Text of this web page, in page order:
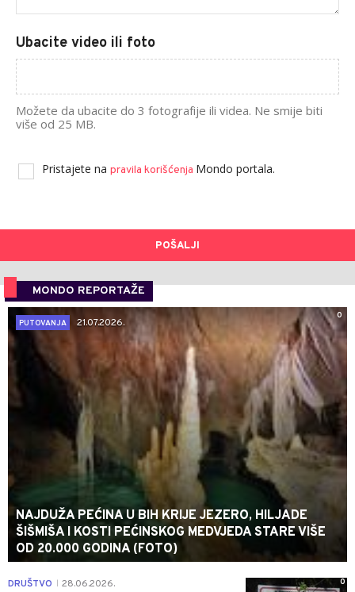
Ubacite video ili foto
Možete da ubacite do 3 fotografije ili videa. Ne smije biti
više od 25 MB.
Pristajete na pravila korišćenja Mondo portala.
POŠALJI
MONDO REPORTAŽE
0
PUTOVANJA
21.07.2026.
NAJDUŽA PEĆINA U BIH KRIJE JEZERO, HILJADE
ŠIŠMIŠA I KOSTI PEĆINSKOG MEDVJEDA STARE VIŠE
OD 20.000 GODINA (FOTO)
0
DRUŠTVO 28.06.2026.